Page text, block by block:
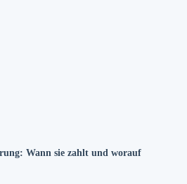
Wann sie zahlt und worauf